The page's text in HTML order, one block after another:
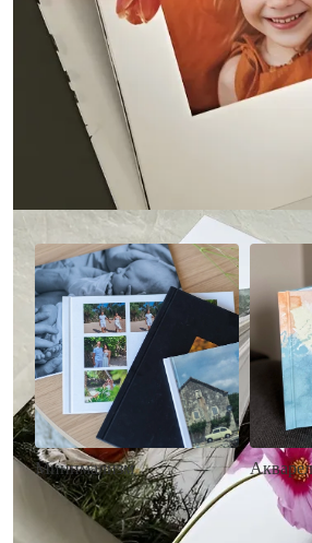
Другие стили
Минимализм
• Без декора
• Выбор цвета фона
•